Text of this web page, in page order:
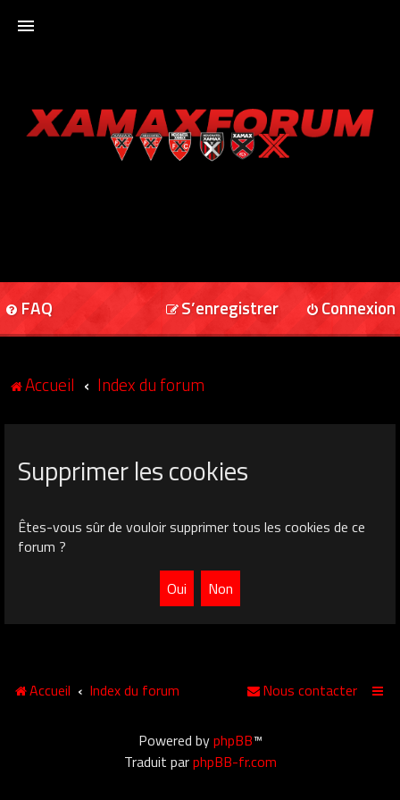
XAMAXFORUM
FAQ Connexion
S’enregistrer
Accueil Index du forum
Supprimer les cookies
Êtes-vous sûr de vouloir supprimer tous les cookies de ce
forum ?
Accueil Index du forum Nous contacter
Powered byphpBB™
Traduit parphpBB-fr.com